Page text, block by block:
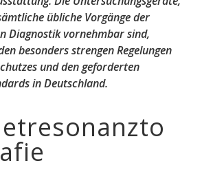
übliche Vorgänge der
Diagnostik vornehmbar sind,
besonders strengen Regelungen
und den geforderten
in Deutschland.